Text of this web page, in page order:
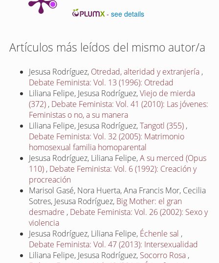
-see details
Artículos más leídos del mismo autor/a
Jesusa Rodríguez, Otredad, alteridad y extranjería ,
Debate Feminista: Vol. 13 (1996): Otredad
Liliana Felipe, Jesusa Rodríguez,Viejo de mierda
(372) , Debate Feminista: Vol. 41 (2010): Las jóvenes:
Feministas o no, a su manera
Liliana Felipe, Jesusa Rodríguez,Tangotl (355) ,
Debate Feminista: Vol. 32 (2005): Matrimonio
homosexual familia homoparental
Jesusa Rodríguez, Liliana Felipe,A su merced (Opus
110) , Debate Feminista: Vol. 6 (1992): Creación y
procreación
Marisol Gasé, Nora Huerta, Ana Francis Mor, Cecilia
Sotres, Jesusa Rodríguez, Big Mother: el gran
desmadre , Debate Feminista: Vol. 26 (2002): Sexo y
violencia
Jesusa Rodríguez, Liliana Felipe, Échenle sal ,
Debate Feminista: Vol. 47 (2013): Intersexualidad
Liliana Felipe, Jesusa Rodríguez, Socorro Rosa ,